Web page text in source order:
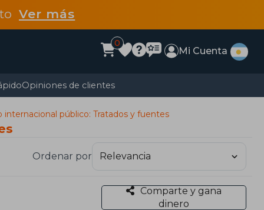
Ver más
0
Mi Cuenta
Opiniones de clientes
internacional público: Tratados y fuentes
Ordenar por
Comparte y gana
dinero